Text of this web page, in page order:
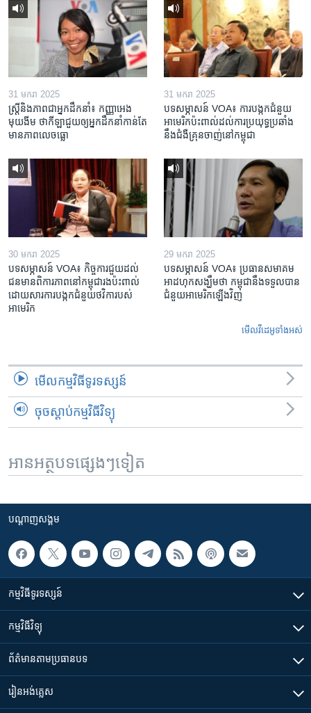
31 មករា 2025
ស្រ្តី​និង​ភាព​ជា​អ្នក​ដឹកនាំ៖ កញ្ញា​អេង
មុយងីម ថា​កីឡា​ជួយឲ្យ​អ្នកដឹកនាំ​កាន់តែ​
មាន​ភាព​លេចធ្លោ
31 មករា 2025
បទសម្ភាសន៍ VOA៖ ការបង្កក​ជំនួយ​
អាមេរិក​ប៉ះពាល់ដល់​ការប្រយុទ្ធ​ប្រឆាំង​
នឹង​ជំងឺ​គ្រុនចាញ់​នៅ​កម្ពុជា
30 មករា 2025
បទសម្ភាសន៍ VOA៖ កិច្ចការ​ជួយ​ដល់​
ជន​មាន​ពិការភាព​នៅកម្ពុជា​រង​ប៉ះពាល់​
ដោយសារ​ការ​បង្កក​ជំនួយ​ថវិកា​របស់​
អាមេរិក
29 មករា 2025
បទសម្ភាសន៍ VOA៖ ប្រធាន​សមាគម​
អាដហុក​សង្ឃឹម​ថា កម្ពុជា​នឹង​ទទួល​បាន​
ជំនួយ​អាមេរិក​ឡើងវិញ
មើល​វីដេអូ​ទាំង​អស់
មើល​កម្មវិធី​ទូរទស្សន៍
ចុចស្តាប់កម្មវិធីវិទ្យុ
អានអត្ថបទផ្សេងៗទៀត
បណ្តាញ​សង្គម
កម្មវិធី​ទូរទស្សន៍
កម្មវិធី​វិទ្យុ
ព័ត៌មាន​តាមប្រធានបទ​
រៀន​​អង់គ្លេស